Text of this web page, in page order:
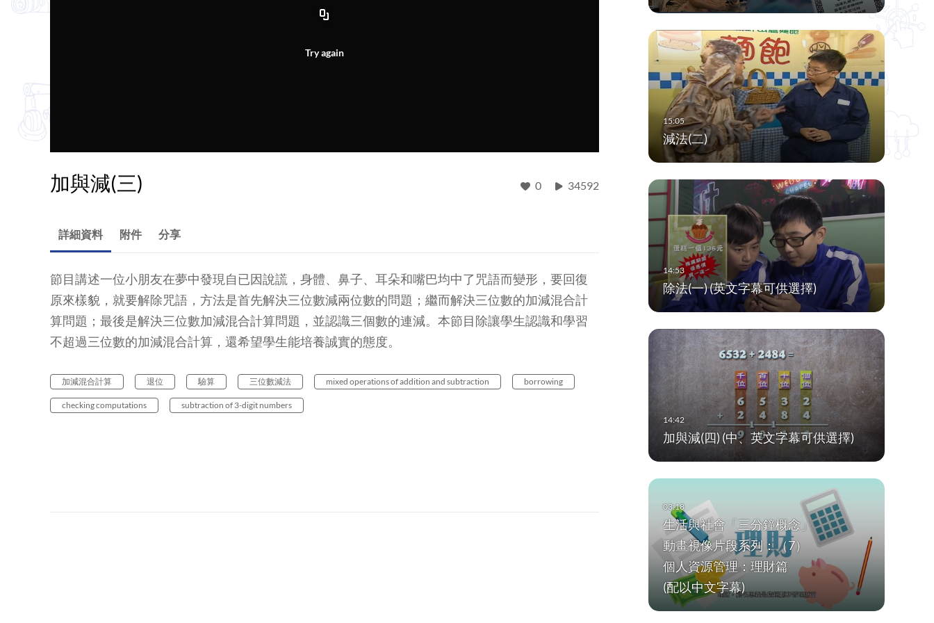
Try again
加與減(三) 0 34592
減法(二)
除法(一) (英文字幕可供選擇)
加與減(四) (中、英文字幕可供選擇)
生活與社會「三分鐘概念」
動畫視像片段系列：（7）
個人資源管理：理財篇
(配以中文字幕)
詳細資料 附件 分享
節目講述一位小朋友在夢中發現自已因說謊，身體、鼻子、耳朵和嘴巴均中了咒語而變形，要回復
原來樣貌，就要解除咒語，方法是首先解決三位數減兩位數的問題；繼而解決三位數的加減混合計
算問題；最後是解決三位數加減混合計算問題，並認識三個數的連減。本節目除讓學生認識和學習
不超過三位數的加減混合計算，還希望學生能培養誠實的態度。
加減混合計算 退位 驗算 三位數減法 mixed operations of addition and subtraction borrowing
checking computations subtraction of 3-digit numbers